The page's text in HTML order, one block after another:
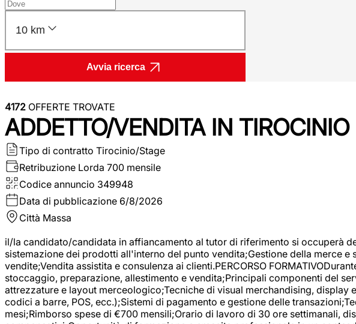
10 km
Avvia ricerca
4172 OFFERTE TROVATE
ADDETTO/VENDITA IN
Tipo di contratto Tirocinio/Stage
Retribuzione Lorda 700 mensile
Codice annuncio 349948
Data di pubblicazione 6/8/2026
Città Massa
il/la candidato/candidata in affiancamento al tutor di riferimento si occuperà
sistemazione dei prodotti all'interno del punto vendita;Gestione della merce
vendite;Vendita assistita e consulenza ai clienti.PERCORSO
stoccaggio, preparazione, allestimento e vendita;Principali componenti del
attrezzature e layout merceologico;Tecniche di visual merchandising,
codici a barre, POS, ecc.);Sistemi di pagamento e gestione delle
mesi;Rimborso spese di €700 mensili;Orario di lavoro di 30 ore settimanali,